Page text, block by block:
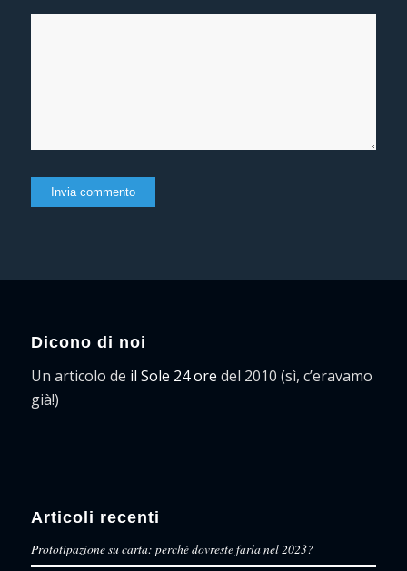
Dicono di noi
Un articolo de il Sole 24 ore del 2010 (sì, c’eravamo
già!)
Articoli recenti
Prototipazione su carta: perché dovreste farla nel 2023?